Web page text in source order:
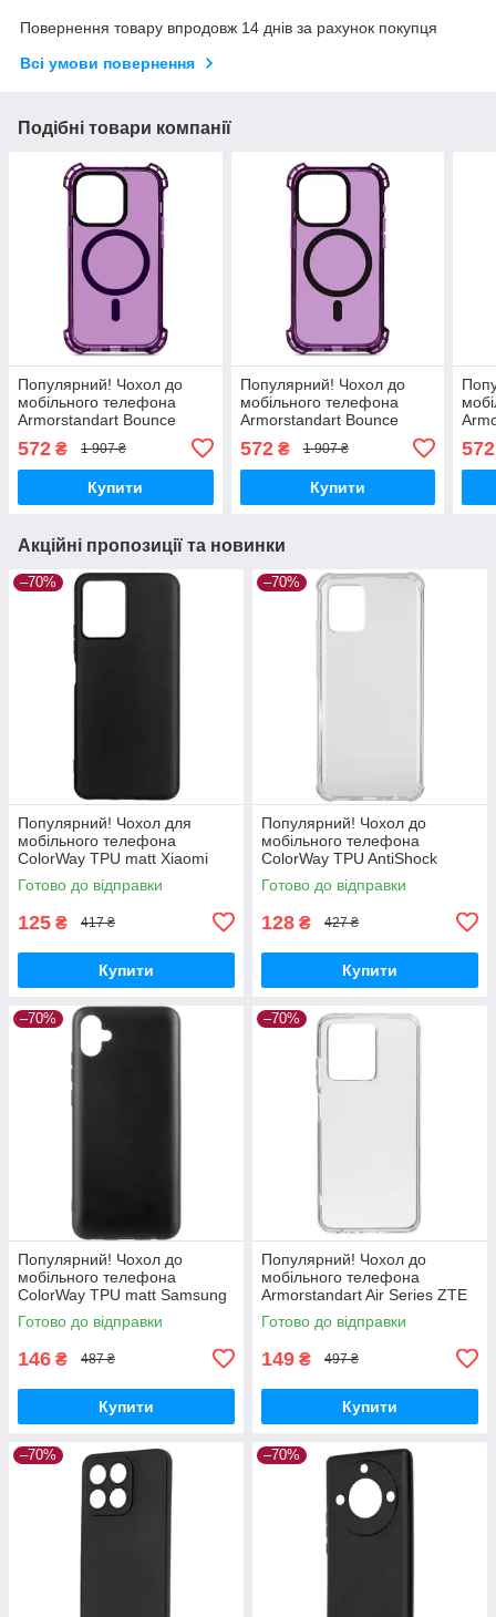
Повернення товару впродовж 14 днів за рахунок покупця
Всі умови повернення
Подібні товари компанії
Популярний! Чохол до
мобільного телефона
Armorstandart Bounce
Apple iPhone 14 Pro Dark
Purple (ARM75242) -
Краща якість тільки на
572 ₴ 1 907 ₴
Купити
Популярний! Чохол до
мобільного телефона
Armorstandart Bounce
Apple iPhone 15 Pro Dark
Purple (ARM74922) -
Краща якість тільки на
572₴ 1 907 ₴
Купити
572
Акційні пропозиції та новинки
–70%
Популярний! Чохол для
мобільного телефона
ColorWay TPU matt Xiaomi
Redmi Note 12 5G black (CW-
CTMXRN125-BK) —
Готово до відправки
125 ₴ 417 ₴
Купити
–70%
Популярний! Чохол до
мобільного телефона
ColorWay TPU AntiShock
Xiaomi Redmi Note 12 Clear
(CW-CTASXRN12) - Краща
Готово до відправки
128 ₴ 427 ₴
Купити
–70%
Популярний! Чохол до
мобільного телефона
ColorWay TPU matt Samsung
Galaxy A04e black (CW-
CTMSGA042-BK) - Краща
Готово до відправки
146 ₴ 487 ₴
Купити
–70%
Популярний! Чохол до
мобільного телефона
Armorstandart Air Series ZTE
Blade V30 Transparent
(ARM59796) - Краща якість
Готово до відправки
149 ₴ 497 ₴
Купити
–70% –70%